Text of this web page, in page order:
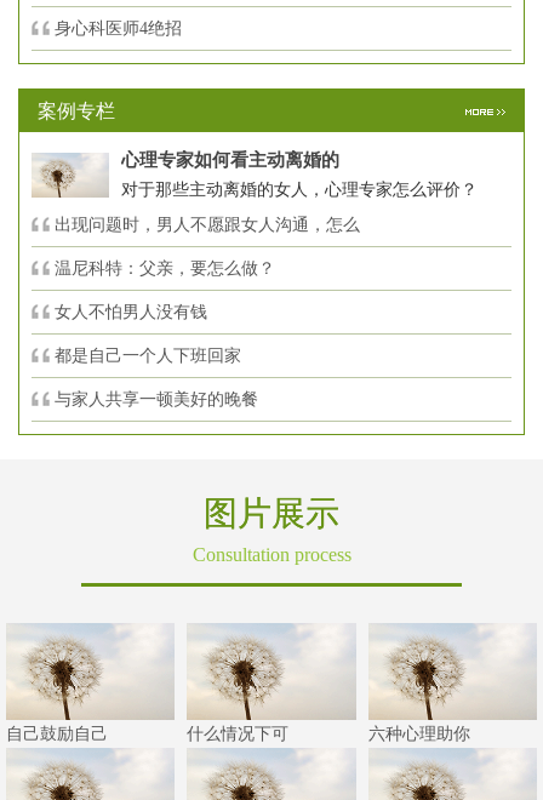
身心科医师4绝招
案例专栏
心理专家如何看主动离婚的
对于那些主动离婚的女人，心理专家怎么评价？
出现问题时，男人不愿跟女人沟通，怎么
温尼科特：父亲，要怎么做？
女人不怕男人没有钱
都是自己一个人下班回家
与家人共享一顿美好的晚餐
图片展示
Consultation process
自己鼓励自己 什么情况下可 六种心理助你